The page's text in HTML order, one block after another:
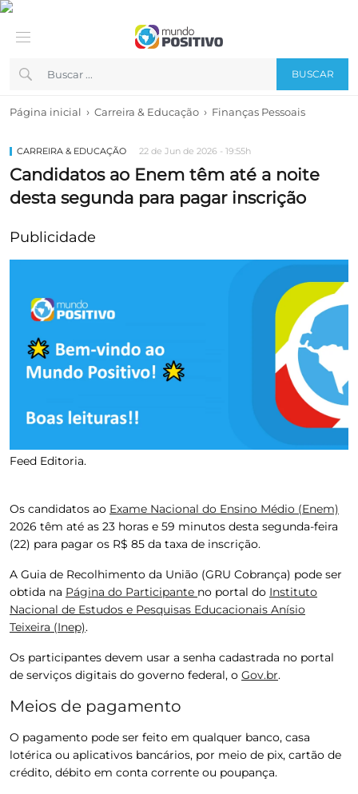
BUSCAR
Página inicial › Carreira & Educação › Finanças Pessoais
CARREIRA & EDUCAÇÃO 22 de Jun de 2026 - 19:55h
Candidatos ao Enem têm até a noite
desta segunda para pagar inscrição
Publicidade
Feed Editoria.
Os candidatos ao Exame Nacional do Ensino Médio (Enem)
2026 têm até as 23 horas e 59 minutos desta segunda-feira
(22) para pagar os R$ 85 da taxa de inscrição.
A Guia de Recolhimento da União (GRU Cobrança) pode ser
obtida na Página do Participante no portal do Instituto
Nacional de Estudos e Pesquisas Educacionais Anísio
Teixeira (Inep).
Os participantes devem usar a senha cadastrada no portal
de serviços digitais do governo federal, o Gov.br.
Meios de pagamento
O pagamento pode ser feito em qualquer banco, casa
lotérica ou aplicativos bancários, por meio de pix, cartão de
crédito, débito em conta corrente ou poupança.